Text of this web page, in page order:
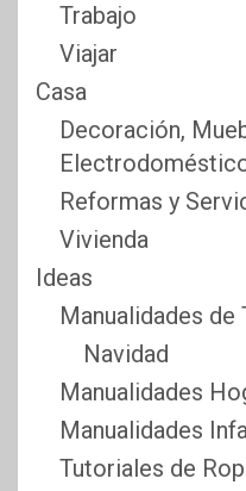
Trabajo
Viajar
Casa
Decoración,
Reformas y
Vivienda
Ideas
Manualidades de
Navidad
Manualidades
Manualidades
Tutoriales de